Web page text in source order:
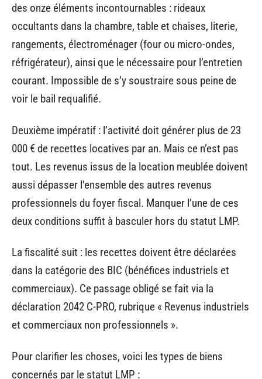
des onze éléments incontournables : rideaux
occultants dans la chambre, table et chaises, literie,
rangements, électroménager (four ou micro-ondes,
réfrigérateur), ainsi que le nécessaire pour l’entretien
courant. Impossible de s’y soustraire sous peine de
voir le bail requalifié.
Deuxième impératif : l’activité doit générer plus de 23
000 € de recettes locatives par an. Mais ce n’est pas
tout. Les revenus issus de la location meublée doivent
aussi dépasser l’ensemble des autres revenus
professionnels du foyer fiscal. Manquer l’une de ces
deux conditions suffit à basculer hors du statut LMP.
La fiscalité suit : les recettes doivent être déclarées
dans la catégorie des BIC (bénéfices industriels et
commerciaux). Ce passage obligé se fait via la
déclaration 2042 C-PRO, rubrique « Revenus industriels
et commerciaux non professionnels ».
Pour clarifier les choses, voici les types de biens
concernés par le statut LMP :